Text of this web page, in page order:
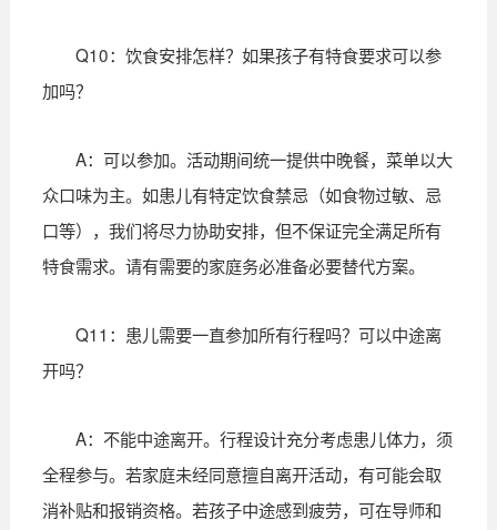
Q10：饮食安排怎样？如果孩子有特食要求可以参
加吗？
A：可以参加。活动期间统一提供中晚餐，菜单以大
众口味为主。如患儿有特定饮食禁忌（如食物过敏、忌
口等），我们将尽力协助安排，但不保证完全满足所有
特食需求。请有需要的家庭务必准备必要替代方案。
Q11：患儿需要一直参加所有行程吗？可以中途离
开吗？
A：不能中途离开。行程设计充分考虑患儿体力，须
全程参与。若家庭未经同意擅自离开活动，有可能会取
消补贴和报销资格。若孩子中途感到疲劳，可在导师和